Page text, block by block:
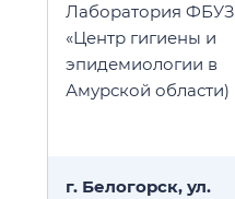
Лаборатория ФБУЗ
«Центр гигиены и
эпидемиологии в
Амурской области)
г. Белогорск, ул.